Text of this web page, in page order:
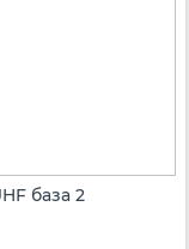
база 2